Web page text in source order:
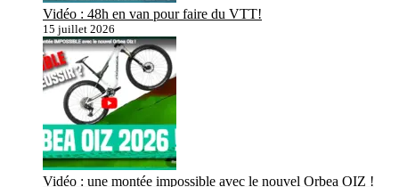
Vidéo : 48h en van pour faire du VTT!
15 juillet 2026
Vidéo : une montée impossible avec le nouvel Orbea OIZ !